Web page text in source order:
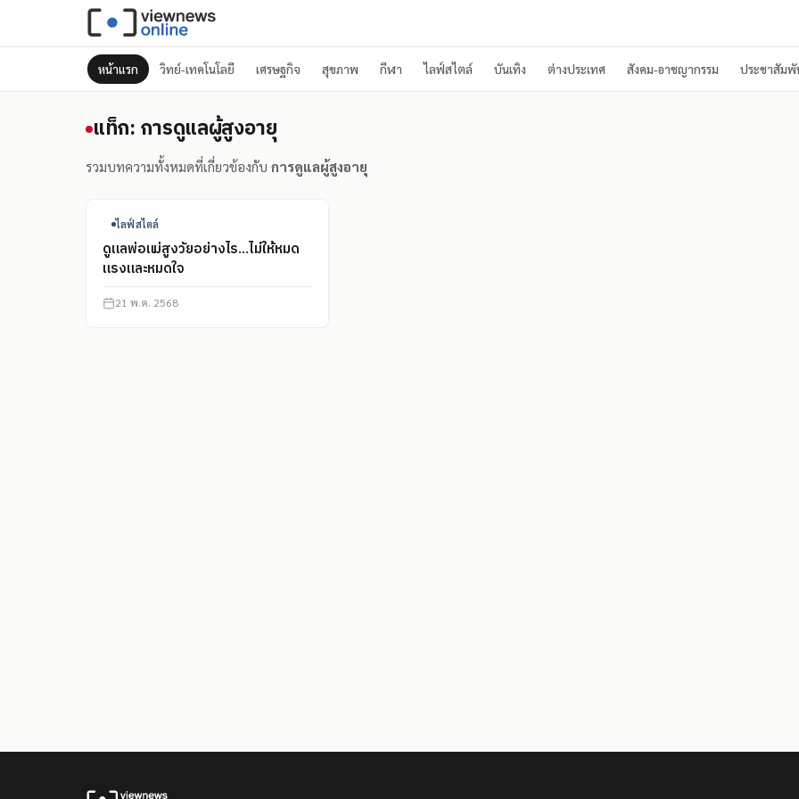
หน้าแรก วิทย์-เทคโนโลยี เศรษฐกิจ สุขภาพ กีฬา ไลฟ์สไตล์ บันเทิง ต่างประเทศ สังคม-อาชญากรรม ประชาสัมพั
แท็ก: การดูแลผู้สูงอายุ
แท็ก: การดูแลผู้สูงอายุ
รวมบทความทั้งหมดที่เกี่ยวข้องกับ การดูแลผู้สูงอายุ
ไลฟ์สไตล์
ดูแลพ่อแม่สูงวัยอย่างไร…ไม่ให้หมด
แรงและหมดใจ
21 พ.ค. 2568